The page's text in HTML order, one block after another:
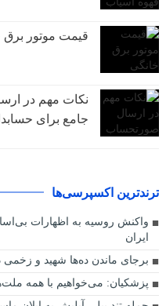
قیمت موتور
نکات مهم در
جامع برای
ترندترین اکسپرسی‌ها
واکنش روسیه به اظهارات
ایران
برجای ماندن ده‌ها شهید و
پزشکیان: می‌خواهیم با همه